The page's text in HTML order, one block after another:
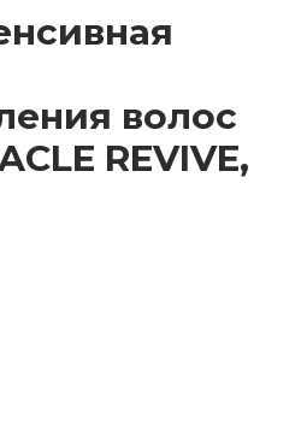
волос
REVIVE,